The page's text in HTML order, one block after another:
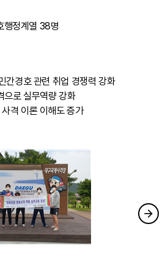
행정계열 38명
간경호 관련 취업 경쟁력 강화
로 실무역량 강화
격 이론 이해도 증가
arrow_forward